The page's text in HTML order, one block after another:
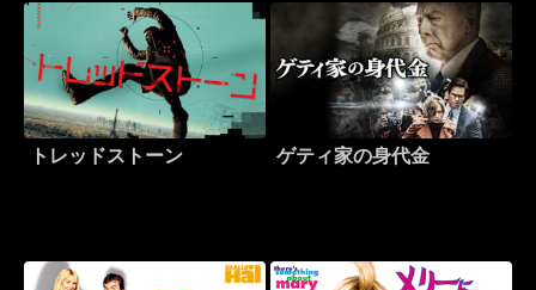
トレッドストーン ゲティ家の身代金